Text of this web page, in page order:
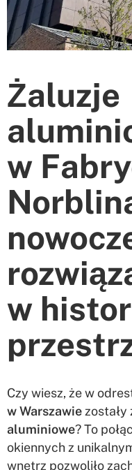
Żaluzje
w
w
Czy wiesz, że w
w Warszawiezostały
aluminiowe? To
okiennych z
wnętrz pozwoliło